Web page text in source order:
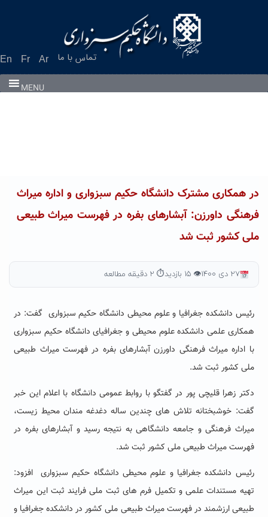
En Fr Ar تماس با ما
MENU
در همکاری مشترک دانشگاه حکیم سبزواری و اداره میراث
فرهنگی داورزن: آبشارهای بفره در فهرست میراث طبیعی
ملی کشور ثبت شد
۲۷ دی ۱۴۰۰ 👁 ۱۵ بازدید ⏱ ۲ دقیقه مطالعه
رئیس دانشکده جغرافیا و علوم محیطی دانشگاه حکیم سبزواری گفت: در
همکاری علمی دانشکده علوم محیطی و جغرافیای دانشگاه حکیم سبزواری
با اداره میراث فرهنگی داورزن آبشارهای بفره در فهرست میراث طبیعی
ملی کشور ثبت شد.
دکتر زهرا قلیچی پور در گفتگو با روابط عمومی دانشگاه با اعلام این خبر
گفت: خوشبختانه تلاش های چندین ساله دغدغه مندان محیط زیست،
میراث فرهنگی و جامعه دانشگاهی به نتیجه رسید و آبشارهای بفره در
فهرست میراث طبیعی ملی کشور ثبت شد.
رئیس دانشکده جغرافیا و علوم محیطی دانشگاه حکیم سبزواری افزود:
تهیه مستندات علمی و تکمیل فرم های ثبت ملی فرایند ثبت این میراث
طبیعی ارزشمند در فهرست میراث طبیعی ملی کشور در دانشکده جغرافیا و